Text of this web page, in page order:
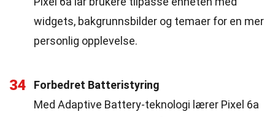
widgets, bakgrunnsbilder og temaer for en mer
personlig opplevelse.
34
Forbedret Batteristyring
Med Adaptive Battery-teknologi lærer Pixel 6a